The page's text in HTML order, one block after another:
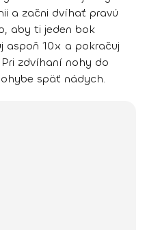
a začni dvíhať pravú
aby ti jeden bok
aspoň 10x a pokračuj
zdvíhaní nohy do
späť nádych.